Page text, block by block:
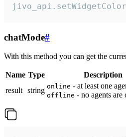
chatMode#
With this method you can get the
Name Type
Description
result string online - at least one
offline - no agents are